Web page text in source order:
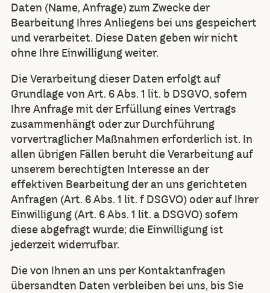
Daten (Name, Anfrage) zum Zwecke der
Bearbeitung Ihres Anliegens bei uns gespeichert
und verarbeitet. Diese Daten geben wir nicht
ohne Ihre Einwilligung weiter.
Die Verarbeitung dieser Daten erfolgt auf
Grundlage von Art. 6 Abs. 1 lit. b DSGVO, sofern
Ihre Anfrage mit der Erfüllung eines Vertrags
zusammenhängt oder zur Durchführung
vorvertraglicher Maßnahmen erforderlich ist. In
allen übrigen Fällen beruht die Verarbeitung auf
unserem berechtigten Interesse an der
effektiven Bearbeitung der an uns gerichteten
Anfragen (Art. 6 Abs. 1 lit. f DSGVO) oder auf Ihrer
Einwilligung (Art. 6 Abs. 1 lit. a DSGVO) sofern
diese abgefragt wurde; die Einwilligung ist
jederzeit widerrufbar.
Die von Ihnen an uns per Kontaktanfragen
übersandten Daten verbleiben bei uns, bis Sie